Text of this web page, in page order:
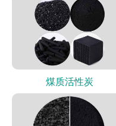
煤质活性炭